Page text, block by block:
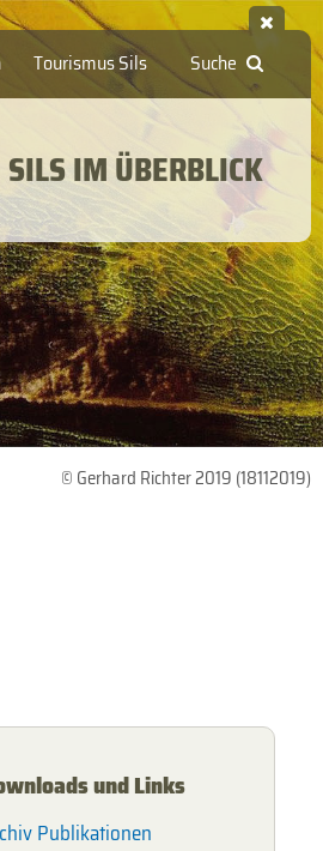
Suche
Tourismus Sils
SILS IM ÜBERBLICK
© Gerhard Richter 2019 (18112019)
und Links
Publikationen